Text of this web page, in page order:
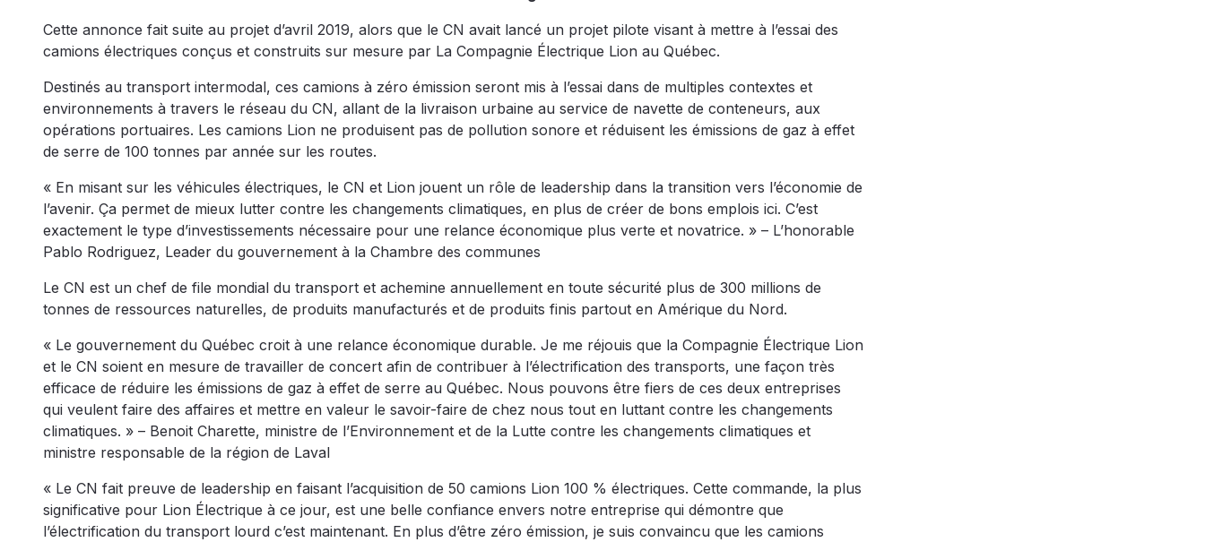
Cette annonce fait suite au projet d’avril 2019, alors que le CN avait lancé un projet pilote visant à mettre à l’essai des
camions électriques conçus et construits sur mesure par La Compagnie Électrique Lion au Québec.
Destinés au transport intermodal, ces camions à zéro émission seront mis à l’essai dans de multiples contextes et
environnements à travers le réseau du CN, allant de la livraison urbaine au service de navette de conteneurs, aux
opérations portuaires. Les camions Lion ne produisent pas de pollution sonore et réduisent les émissions de gaz à effet
de serre de 100 tonnes par année sur les routes.
« En misant sur les véhicules électriques, le CN et Lion jouent un rôle de leadership dans la transition vers l’économie de
l’avenir. Ça permet de mieux lutter contre les changements climatiques, en plus de créer de bons emplois ici. C’est
exactement le type d’investissements nécessaire pour une relance économique plus verte et novatrice. » – L’honorable
Pablo Rodriguez, Leader du gouvernement à la Chambre des communes
Le CN est un chef de file mondial du transport et achemine annuellement en toute sécurité plus de 300 millions de
tonnes de ressources naturelles, de produits manufacturés et de produits finis partout en Amérique du Nord.
« Le gouvernement du Québec croit à une relance économique durable. Je me réjouis que la Compagnie Électrique Lion
et le CN soient en mesure de travailler de concert afin de contribuer à l’électrification des transports, une façon très
efficace de réduire les émissions de gaz à effet de serre au Québec. Nous pouvons être fiers de ces deux entreprises
qui veulent faire des affaires et mettre en valeur le savoir-faire de chez nous tout en luttant contre les changements
climatiques. » – Benoit Charette, ministre de l’Environnement et de la Lutte contre les changements climatiques et
ministre responsable de la région de Laval
« Le CN fait preuve de leadership en faisant l’acquisition de 50 camions Lion 100 % électriques. Cette commande, la plus
significative pour Lion Électrique à ce jour, est une belle confiance envers notre entreprise qui démontre que
l’électrification du transport lourd c’est maintenant. En plus d’être zéro émission, je suis convaincu que les camions